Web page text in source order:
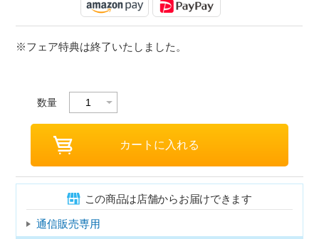
※フェア特典は終了いたしました。
数量
この商品は店舗からお届けできます
通信販売専用